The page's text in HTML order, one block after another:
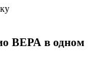
ВЕРА в одном